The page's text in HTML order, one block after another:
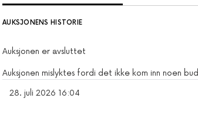
AUKSJONENS HISTORIE
Auksjonen er avsluttet
Auksjonen mislyktes fordi det ikke kom inn noen bud
28. juli 2026 16:04